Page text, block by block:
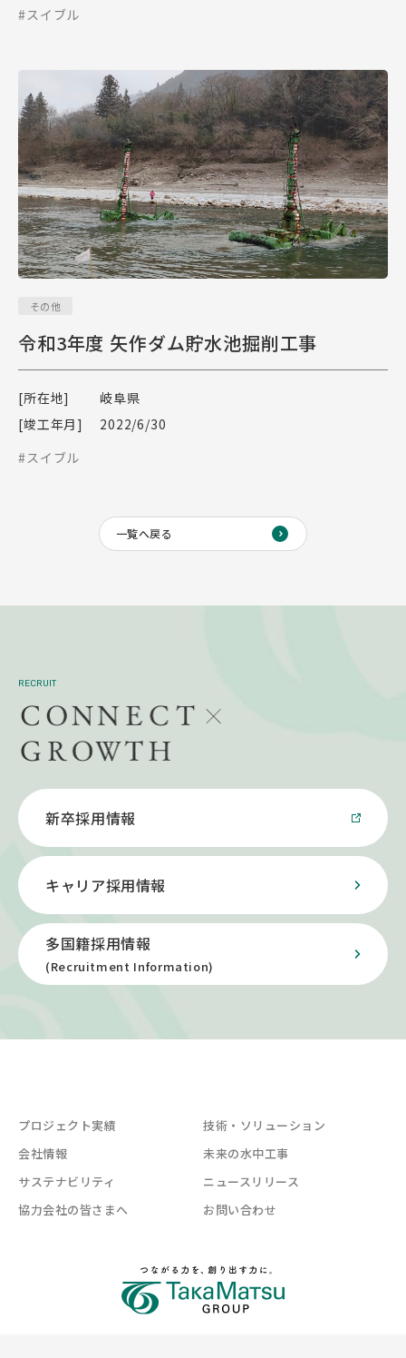
#スイブル
その他
令和3年度 矢作ダム貯水池掘削工事
[所在地]
岐阜県
[竣工年月]
2022/6/30
#スイブル
一覧へ戻る
RECRUIT
新卒採用情報
キャリア採用情報
多国籍採用情報
(Recruitment Information)
プロジェクト実績
技術・ソリューション
会社情報
未来の水中工事
サステナビリティ
ニュースリリース
協力会社の皆さまへ
お問い合わせ